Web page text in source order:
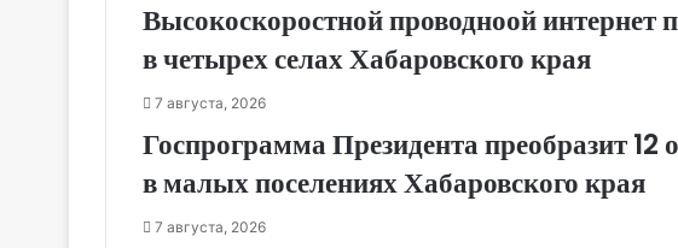
Высокоскоростной проводноой интернет
в четырех селах Хабаровского края
7 августа, 2026
Госпрограмма Президента преобразит 12
в малых поселениях Хабаровского края
7 августа, 2026